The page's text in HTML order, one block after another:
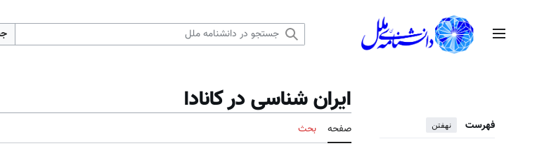
منوی اصلی
فهرست نهفتن
ایران شناسی در کانادا
صفحه بحث